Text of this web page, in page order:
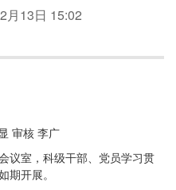
月13日 15:02
审核 李广
议室，科级干部、党员学习贯
期开展。